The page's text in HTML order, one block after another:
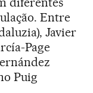
Entre
Javier
Page
Puig